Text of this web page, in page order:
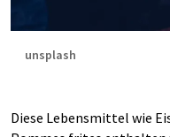
unsplash
Diese Lebensmittel wie